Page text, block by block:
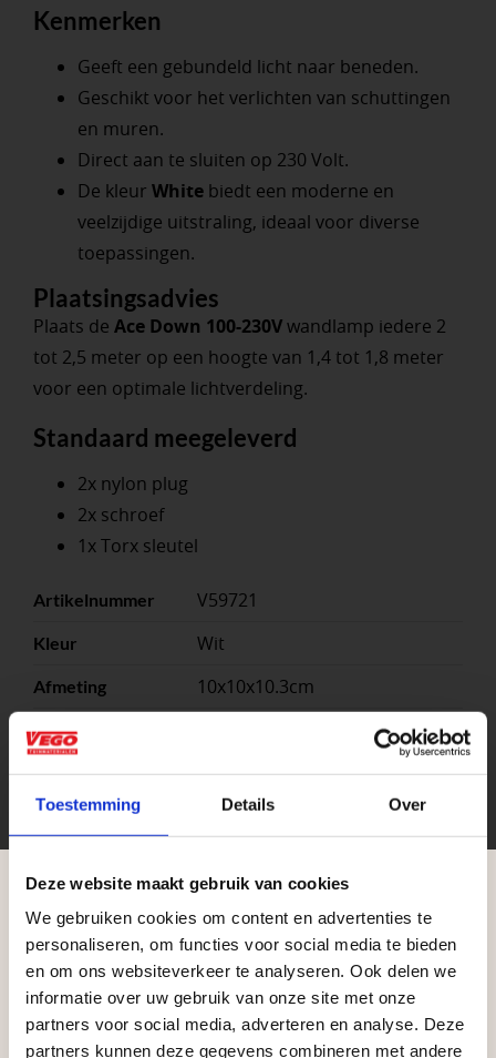
Toestemming Details Over
Deze website maakt gebruik van cookies
We gebruiken cookies om content en advertenties te
personaliseren, om functies voor social media te bieden
en om ons websiteverkeer te analyseren. Ook delen we
informatie over uw gebruik van onze site met onze
partners voor social media, adverteren en analyse. Deze
partners kunnen deze gegevens combineren met andere
Kenmerken
Geeft een gebundeld licht naar beneden.
Geschikt voor het verlichten van schuttingen
en muren.
Direct aan te sluiten op 230 Volt.
De kleur Whitebiedt een moderne en
veelzijdige uitstraling, ideaal voor diverse
toepassingen.
Plaatsingsadvies
Plaats de Ace Down 100-230Vwandlamp iedere 2
tot 2,5 meter op een hoogte van 1,4 tot 1,8 meter
voor een optimale lichtverdeling.
Standaard meegeleverd
2x nylon plug
2x schroef
1x Torx sleutel
Artikelnummer V59721
Kleur Wit
Afmeting 10x10x10.3cm
Stuks per eenheid
Model Ace
Kleuren – White
Aangepaste openingstijden tijdens de
vakantieperiode
Waardenburg en Vego Dordrecht hanteren tijdens
de vakantieperiode aangepaste openingstijden op